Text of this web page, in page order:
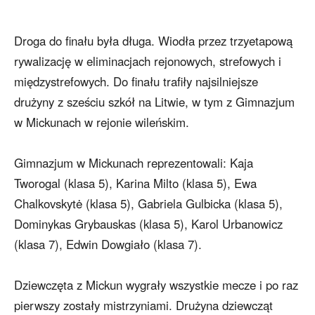
Droga do finału była długa. Wiodła przez trzyetapową
rywalizację w eliminacjach rejonowych, strefowych i
międzystrefowych. Do finału trafiły najsilniejsze
drużyny z sześciu szkół na Litwie, w tym z Gimnazjum
w Mickunach w rejonie wileńskim.
Gimnazjum w Mickunach reprezentowali: Kaja
Tworogal (klasa 5), Karina Milto (klasa 5), Ewa
Chalkovskytė (klasa 5), Gabriela Gulbicka (klasa 5),
Dominykas Grybauskas (klasa 5), Karol Urbanowicz
(klasa 7), Edwin Dowgiało (klasa 7).
Dziewczęta z Mickun wygrały wszystkie mecze i po raz
pierwszy zostały mistrzyniami. Drużyna dziewcząt